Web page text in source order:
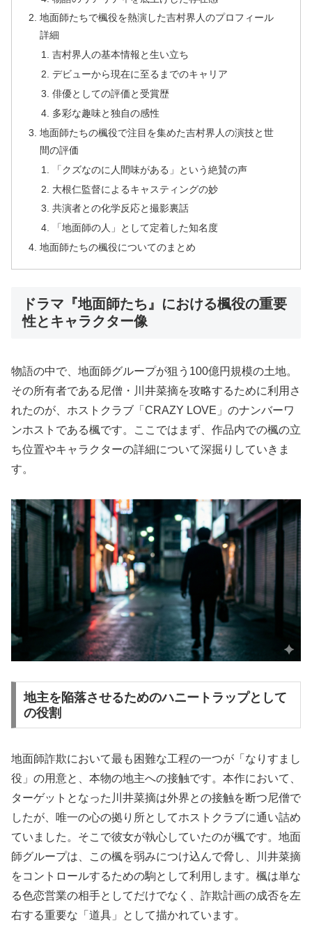
地面師たちで楓役を熱演した吉村界人のプロフィール
詳細
吉村界人の基本情報と生い立ち
デビューから現在に至るまでのキャリア
俳優としての評価と受賞歴
多彩な趣味と独自の感性
地面師たちの楓役で注目を集めた吉村界人の演技と世
間の評価
「クズなのに人間味がある」という絶賛の声
大根仁監督によるキャスティングの妙
共演者との化学反応と撮影裏話
「地面師の人」として定着した知名度
地面師たちの楓役についてのまとめ
ドラマ『地面師たち』における楓役の重要
性とキャラクター像
物語の中で、地面師グループが狙う100億円規模の土地。
その所有者である尼僧・川井菜摘を攻略するために利用さ
れたのが、ホストクラブ「CRAZY LOVE」のナンバーワ
ンホストである楓です。ここではまず、作品内での楓の立
ち位置やキャラクターの詳細について深掘りしていきま
す。
地主を陥落させるためのハニートラップとして
の役割
地面師詐欺において最も困難な工程の一つが「なりすまし
役」の用意と、本物の地主への接触です。本作において、
ターゲットとなった川井菜摘は外界との接触を断つ尼僧で
したが、唯一の心の拠り所としてホストクラブに通い詰め
ていました。そこで彼女が執心していたのが楓です。地面
師グループは、この楓を弱みにつけ込んで脅し、川井菜摘
をコントロールするための駒として利用します。楓は単な
る色恋営業の相手としてだけでなく、詐欺計画の成否を左
右する重要な「道具」として描かれています。